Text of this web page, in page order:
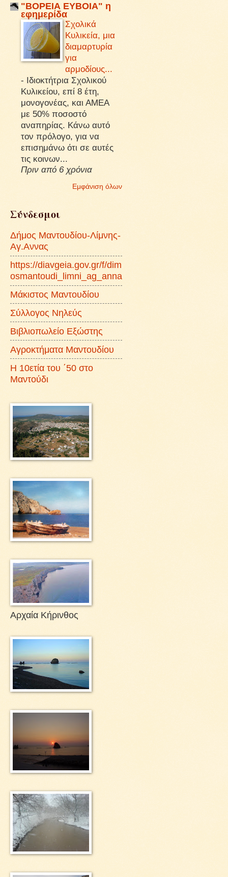
"ΒΟΡΕΙΑ ΕΥΒΟΙΑ" η
εφημερίδα
Σχολικά
Κυλικεία, μια
διαμαρτυρία
για
αρμοδίους...
- Ιδιοκτήτρια Σχολικού
Κυλικείου, επί 8 έτη,
μονογονέας, και ΑΜΕΑ
με 50% ποσοστό
αναπηρίας. Κάνω αυτό
τον πρόλογο, για να
επισημάνω ότι σε αυτές
τις κοινων...
Πριν από 6 χρόνια
Εμφάνιση όλων
Σύνδεσμοι
Δήμος Μαντουδίου-Λίμνης-
Αγ.Αννας
https://diavgeia.gov.gr/f/dim
osmantoudi_limni_ag_anna
Μάκιστος Μαντουδίου
Σύλλογος Νηλεύς
Βιβλιοπωλείο Εξώστης
Αγροκτήματα Μαντουδίου
Η 10ετία του ΄50 στο
Μαντούδι
Αρχαία Κήρινθος